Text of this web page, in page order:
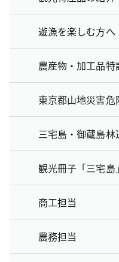
遊漁を楽しむ方へ
農産物・加工品特
東京都山地災害
三宅島・御蔵島
観光冊子「三宅
商工担当
農務担当